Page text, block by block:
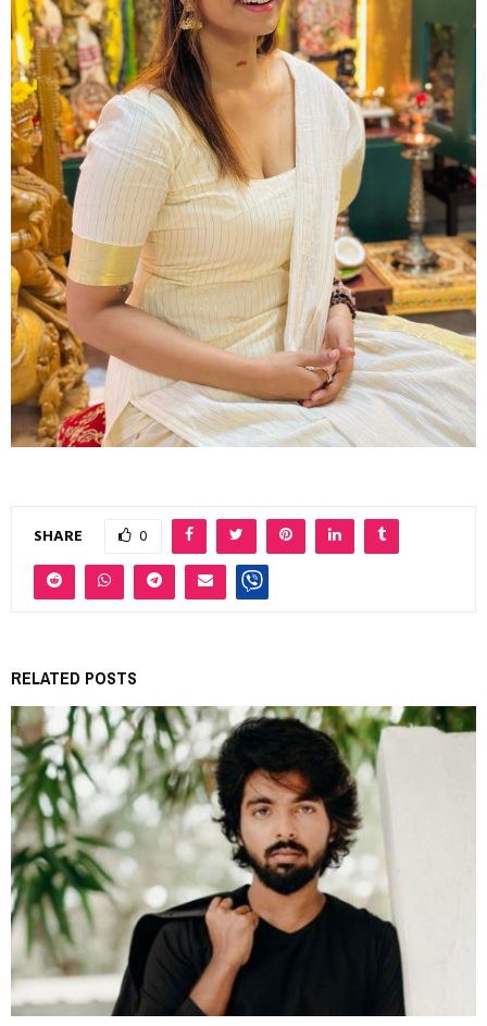
SHARE 0
RELATED POSTS